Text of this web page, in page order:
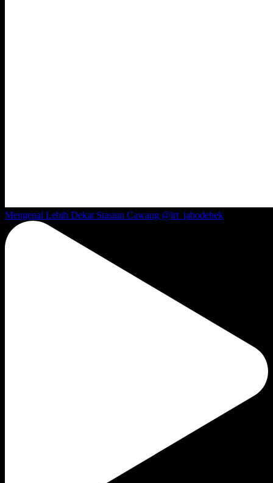
Mengenal Lebih Dekat Stasiun Cawang @lrt_jabodebek